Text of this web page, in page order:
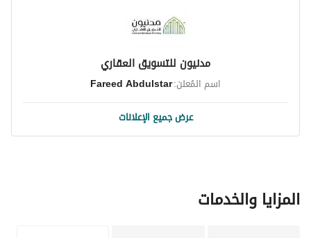
الرقم 217 / 4 / 7 بعرض 20م
مدنيون للتسويق العقاري
اسم المُعلن:Fareed Abdulstar
عرض جميع الإعلانات
المزايا والخدمات